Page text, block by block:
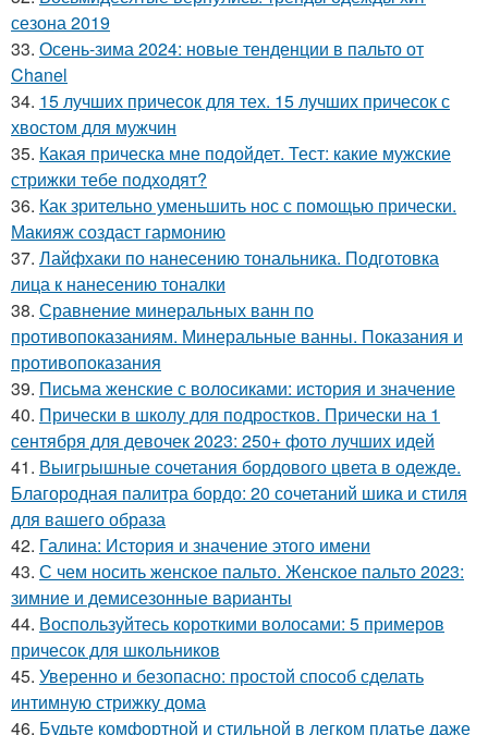
сезона 2019
33. Осень-зима 2024: новые тенденции в пальто от
Chanel
34. 15 лучших причесок для тех. 15 лучших причесок с
хвостом для мужчин
35. Какая прическа мне подойдет. Тест: какие мужские
стрижки тебе подходят?
36. Как зрительно уменьшить нос с помощью прически.
Макияж создаст гармонию
37. Лайфхаки по нанесению тональника. Подготовка
лица к нанесению тоналки
38. Сравнение минеральных ванн по
противопоказаниям. Минеральные ванны. Показания и
противопоказания
39. Письма женские с волосиками: история и значение
40. Прически в школу для подростков. Прически на 1
сентября для девочек 2023: 250+ фото лучших идей
41. Выигрышные сочетания бордового цвета в одежде.
Благородная палитра бордо: 20 сочетаний шика и стиля
для вашего образа
42. Галина: История и значение этого имени
43. С чем носить женское пальто. Женское пальто 2023:
зимние и демисезонные варианты
44. Воспользуйтесь короткими волосами: 5 примеров
причесок для школьников
45. Уверенно и безопасно: простой способ сделать
интимную стрижку дома
46. Будьте комфортной и стильной в легком платье даже